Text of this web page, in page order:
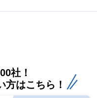
社！
方はこちら！